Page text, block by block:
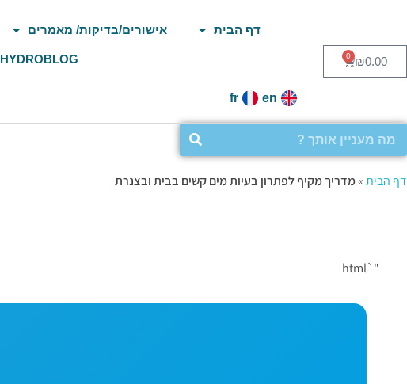
₪0.00
0
דף הבית אישורים/בדיקות/ מאמרים
HYDROBLOG
en
fr
דף הבית»מדריך מקיף לפתרון בעיות מים קשים בבית ובצנרת
"`html